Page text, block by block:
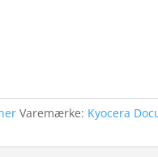
Varemærke: Kyocera